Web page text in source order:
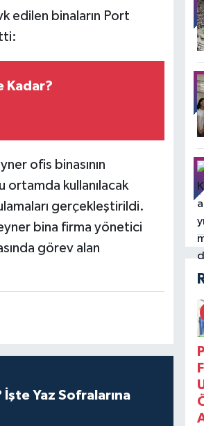
edilen binaların Port
Kadar?
ofis binasının
kullanılacak
gerçekleştirildi.
bina firma yönetici
görev alan
İşte Yaz Sofralarına